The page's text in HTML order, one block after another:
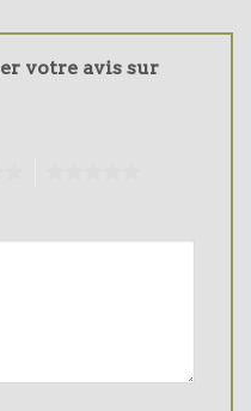
votre avis sur